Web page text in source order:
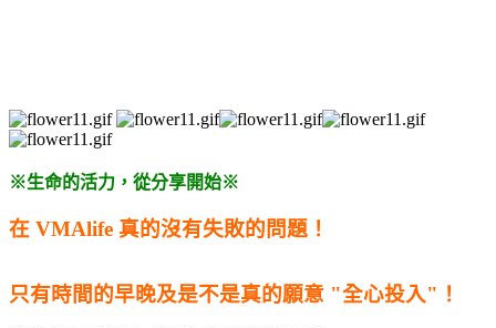
※生命的活力，從分享開始※
在 VMAlife 真的沒有失敗的問題！
只有時間的早晚及是不是真的願意 "全心投入"！